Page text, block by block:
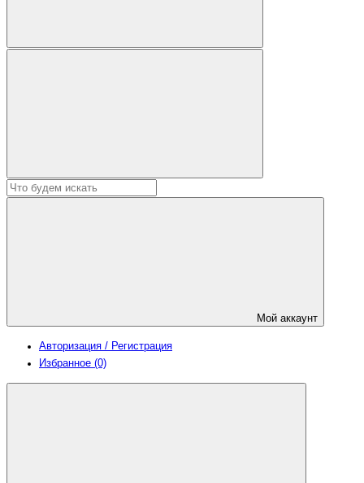
Мой аккаунт
Авторизация / Регистрация
Избранное (0)